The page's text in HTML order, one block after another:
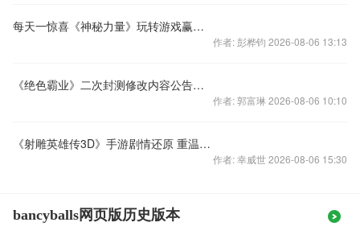
每天一惊喜《神秘力量》玩转游戏赢翻倍
作者: 彭桦钧 2026-08-06 13:13
《绝色霸业》二次封测修改内容公告（二）
作者: 郭富琳 2026-08-06 10:10
《射雕英雄传3D》手游剧情还原 重温经典
作者: 幸威世 2026-08-06 15:30
bancyballs网页版历史版本